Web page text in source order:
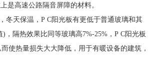
是高速公路隔音屏障的材料。
冬天保温，P C阳光板有更低于普通玻璃和其
，隔热效果比同等玻璃高7%-25%，P C阳光板
使热量损失大大降低，用于有暖设备的建筑，